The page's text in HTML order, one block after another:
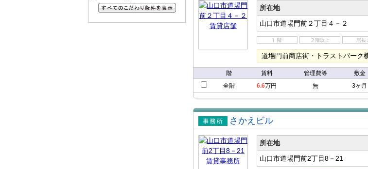
所在地
山口市道場門前２丁目４－２
道場門前商店街・トラストパーク
階 賃料 管理費等 敷金
全階
6.6万円 無 3ヶ月
賃貸事務
所
さかえビル
所在地
山口市道場門前2丁目8－21